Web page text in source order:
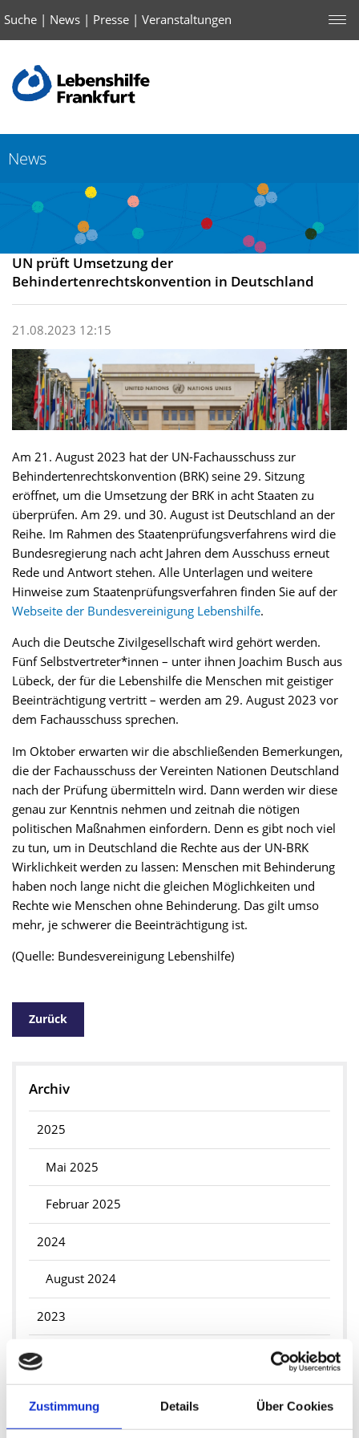
Zustimmung Details Über Cookies
Suche | News | Presse | Veranstaltungen
News
UN prüft Umsetzung der
Behindertenrechtskonvention in Deutschland
21.08.2023 12:15
Am 21. August 2023 hat der UN-Fachausschuss zur
Behindertenrechtskonvention (BRK) seine 29. Sitzung
eröffnet, um die Umsetzung der BRK in acht Staaten zu
überprüfen. Am 29. und 30. August ist Deutschland an der
Reihe. Im Rahmen des Staatenprüfungsverfahrens wird die
Bundesregierung nach acht Jahren dem Ausschuss erneut
Rede und Antwort stehen. Alle Unterlagen und weitere
Hinweise zum Staatenprüfungsverfahren finden Sie auf der
Webseite der Bundesvereinigung Lebenshilfe.
Auch die Deutsche Zivilgesellschaft wird gehört werden.
Fünf Selbstvertreter*innen – unter ihnen Joachim Busch aus
Lübeck, der für die Lebenshilfe die Menschen mit geistiger
Beeinträchtigung vertritt – werden am 29. August 2023 vor
dem Fachausschuss sprechen.
Im Oktober erwarten wir die abschließenden Bemerkungen,
die der Fachausschuss der Vereinten Nationen Deutschland
nach der Prüfung übermitteln wird. Dann werden wir diese
genau zur Kenntnis nehmen und zeitnah die nötigen
politischen Maßnahmen einfordern. Denn es gibt noch viel
zu tun, um in Deutschland die Rechte aus der UN-BRK
Wirklichkeit werden zu lassen: Menschen mit Behinderung
haben noch lange nicht die gleichen Möglichkeiten und
Rechte wie Menschen ohne Behinderung. Das gilt umso
mehr, je schwerer die Beeinträchtigung ist.
(Quelle: Bundesvereinigung Lebenshilfe)
Zurück
Archiv
2025
Mai 2025
Februar 2025
2024
August 2024
2023
April 2023
März 2023